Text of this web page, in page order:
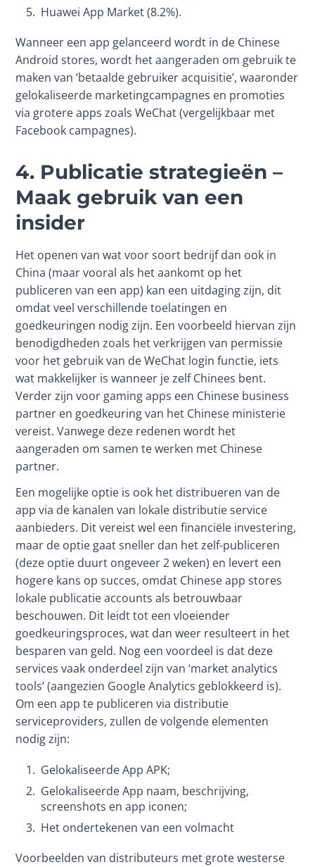
Huawei App Market (8.2%).
Wanneer een app gelanceerd wordt in de Chinese
Android stores, wordt het aangeraden om gebruik te
maken van ‘betaalde gebruiker acquisitie’, waaronder
gelokaliseerde marketingcampagnes en promoties
via grotere apps zoals WeChat (vergelijkbaar met
Facebook campagnes).
4. Publicatie strategieën –
Maak gebruik van een
insider
Het openen van wat voor soort bedrijf dan ook in
China (maar vooral als het aankomt op het
publiceren van een app) kan een uitdaging zijn, dit
omdat veel verschillende toelatingen en
goedkeuringen nodig zijn. Een voorbeeld hiervan zijn
benodigdheden zoals het verkrijgen van permissie
voor het gebruik van de WeChat login functie, iets
wat makkelijker is wanneer je zelf Chinees bent.
Verder zijn voor gaming apps een Chinese business
partner en goedkeuring van het Chinese ministerie
vereist. Vanwege deze redenen wordt het
aangeraden om samen te werken met Chinese
partner.
Een mogelijke optie is ook het distribueren van de
app via de kanalen van lokale distributie service
aanbieders. Dit vereist wel een financiële investering,
maar de optie gaat sneller dan het zelf-publiceren
(deze optie duurt ongeveer 2 weken) en levert een
hogere kans op succes, omdat Chinese app stores
lokale publicatie accounts als betrouwbaar
beschouwen. Dit leidt tot een vloeiender
goedkeuringsproces, wat dan weer resulteert in het
besparen van geld. Nog een voordeel is dat deze
services vaak onderdeel zijn van ‘market analytics
tools’ (aangezien Google Analytics geblokkeerd is).
Om een app te publiceren via distributie
serviceproviders, zullen de volgende elementen
nodig zijn:
Gelokaliseerde App APK;
Gelokaliseerde App naam, beschrijving,
screenshots en app iconen;
Het ondertekenen van een volmacht
Voorbeelden van distributeurs met grote westerse